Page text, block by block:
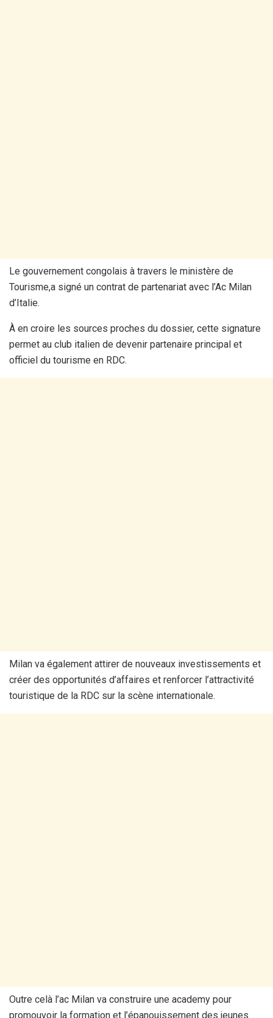
Le gouvernement congolais à travers le ministère de
Tourisme,a signé un contrat de partenariat avec l’Ac Milan
d’Italie.
À en croire les sources proches du dossier, cette signature
permet au club italien de devenir partenaire principal et
officiel du tourisme en RDC.
Milan va également attirer de nouveaux investissements et
créer des opportunités d’affaires et renforcer l’attractivité
touristique de la RDC sur la scène internationale.
Outre celà l’ac Milan va construire une academy pour
promouvoir la formation et l’épanouissement des jeunes